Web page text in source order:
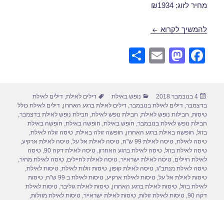
מחיר לזוג: ₪1934
להמשיך לקרוא דילים לאילת בנובמבר 08/11/2018
F
e
b
o
o
k
M
o
d
o
n
E
e
פורסם
בתאריך
4 בנובמבר 2018 קטגוריות
נופש באילת תגיות
דילים לאילת ,דילים לאילת
בדצמבר ,דילים לאילת בנובמבר ,דילים לאילת ברגע האחרון ,דילים לאילת כולל
טיסות חבילות נופש לאילת חבילת נופש לאילת חבילת נופש לאילת בדצמבר
חבילת נופש לאילת בנובמבר חופש באילת חופשה באילת חופשה באילת
בזול חופשה באילת ברגע האחרון חופשה זולה באילת ,טיסה זולה לאילת
טיסה לאילת ,טיסה לאילת 99 ש"ח ,טיסה לאילת אל על ,טיסה לאילת ארקיע
טיסה לאילת בזול ,טיסה לאילת ברגע האחרון ,טיסה לאילת דקה 90 ,טיסה
לאילת חיילים ,טיסה לאילת ישראייר ,טיסה לאילת לחיילים ,טיסה לאילת מחיר
טיסה לאילת מנתב"ג ,טיסה לאילת קופון ,טיסות זולות לאילת ,טיסות לאילת
טיסות לאילת אל על ,טיסות לאילת ארקיע ,טיסות לאילת ב 99 ש"ח ,טיסות
לאילת בזול ,טיסות לאילת ברגע האחרון ,טיסות לאילת גוליבר ,טיסות לאילת
דקה 90
,טיסות לאילת זולות ,טיסות לאילת ישראייר ,טיסות לאילת מוזלות